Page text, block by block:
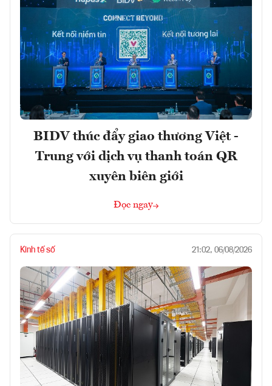
BIDV thúc đẩy giao thương Việt -
Trung với dịch vụ thanh toán QR
xuyên biên giới
Đọc ngay
Kinh tế số 21:02, 06/08/2026